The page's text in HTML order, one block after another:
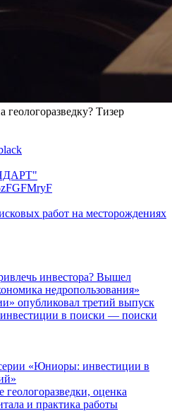
Тизер
работ на месторождениях
инвестора? Вышел
недропользования»
опубликовал третий выпуск
в поиски — поиски
«Юниоры: инвестиции в
оценка
и практика работы